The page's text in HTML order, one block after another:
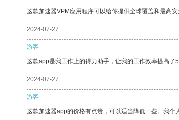
这款加速器VPM应用程序可以给你提供全球覆盖和最高安
2024-07-27
游客
这款app是我工作上的得力助手，让我的工作效率提高了
2024-07-27
游客
这款加速器app的价格有点贵，可以适当降低一些。我个